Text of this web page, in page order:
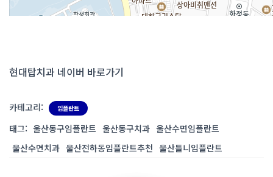
현대탑치과 네이버 바로가기
카테고리: 임플란트
태그: 울산동구임플란트 울산동구치과 울산수면임플란트
울산수면치과 울산전하동임플란트추천 울산틀니임플란트